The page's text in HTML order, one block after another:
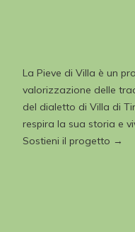
La Pieve di Villa è un
valorizzazione delle
del dialetto di Villa di
respira la sua storia e
Sostieni il progetto →